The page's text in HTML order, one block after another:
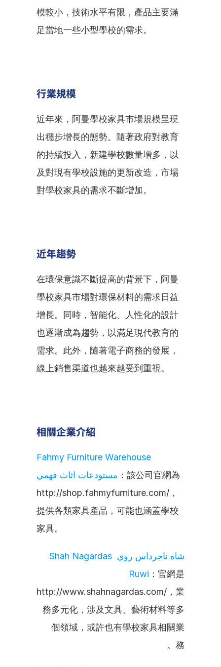
模較小，技術水平有限，產品主要滿
足當地一些小型學校的需求。
行業規模
近年來，阿曼學校家具市場規模呈現
出穩步增長的態勢。隨著政府對教育
的持續投入，新建學校數量增多，以
及對現有學校設施的更新改造，市場
對學校家具的需求不斷增加。
近年趨勢
在環保意識不斷提高的背景下，阿曼
學校家具市場對環保材料的需求日益
增長。同時，智能化、人性化的設計
也逐漸成為趨勢，以滿足現代教育的
需求。此外，隨著電子商務的發展，
線上銷售渠道也越來越受到重視。
相關企業介紹
Fahmy Furniture Warehouse
مستودعات اثاث فهمي ：該公司官網為
http://shop.fahmyfurniture.com/，
提供各類家具產品，可能也涵蓋學校
家具。
شاه ناجرداس روي Shah Nagardas
Ruwi ：官網是
http://www.shahnagardas.com/，業
務多元化，涉及文具、藝術材料等多
個領域，或許也有學校家具相關業
務。